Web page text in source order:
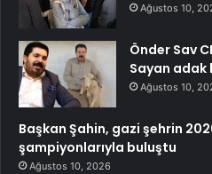
Ağustos 10,
Önder Sav
Sayan adak
Ağustos 10,
Başkan Şahin, gazi şehrin
şampiyonlarıyla buluştu
Ağustos 10, 2026